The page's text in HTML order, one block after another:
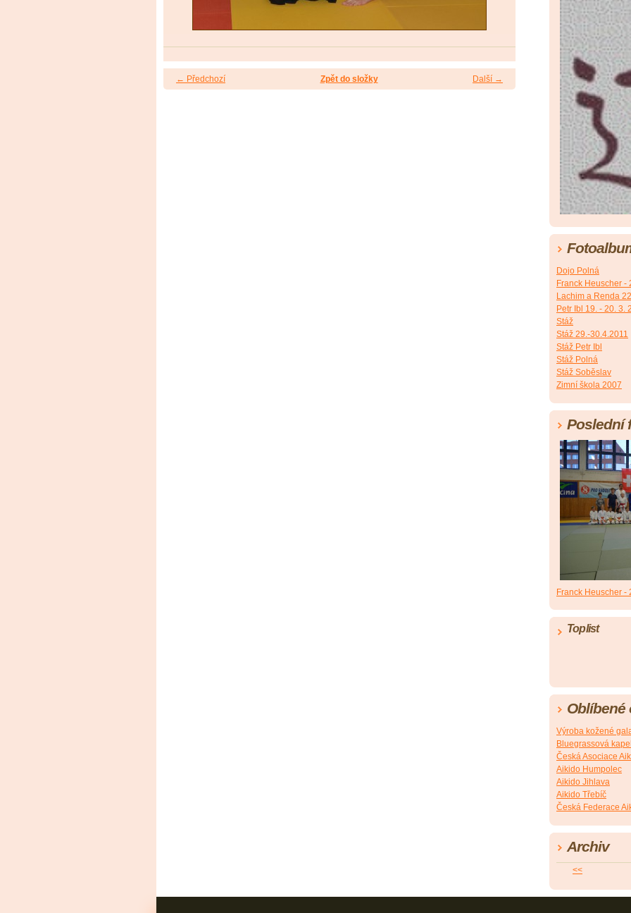
← Předchozí Další →
Zpět do složky
Dojo Polná
Franck Heuscher -
Lachim a Renda
Petr Ibl 19. - 20. 3.
Stáž
Stáž 29.-30.4.2011
Stáž Petr Ibl
Stáž Polná
Stáž Soběslav
Zimní škola 2007
Poslední
Franck Heuscher -
Toplist
Oblíbené
Výroba kožené
Bluegrassová
Česká Asociace
Aikido Humpolec
Aikido Jihlava
Aikido Třebíč
Česká Federace
Archiv
<<